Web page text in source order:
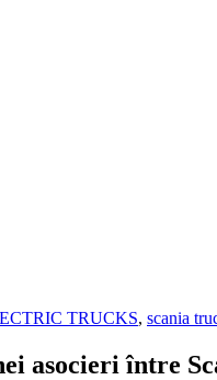
TRUCKS, scania
asocieri între